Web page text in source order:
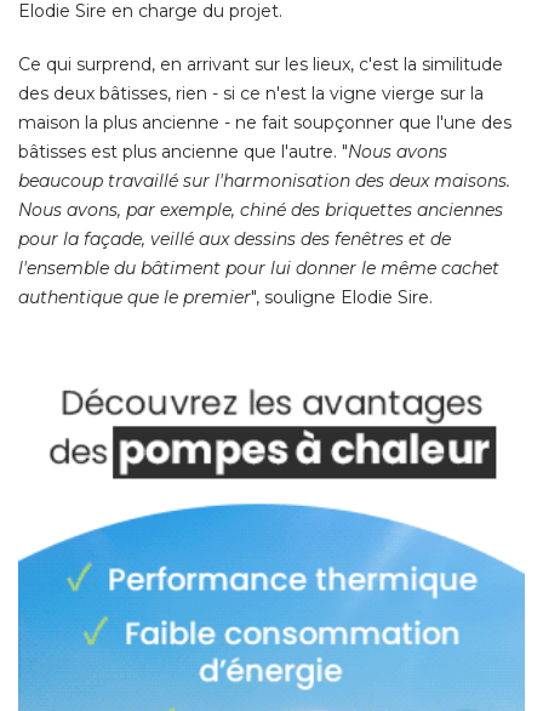
Elodie Sire en charge du projet.
Ce qui surprend, en arrivant sur les lieux, c'est la similitude
des deux bâtisses, rien - si ce n'est la vigne vierge sur la
maison la plus ancienne - ne fait soupçonner que l'une des
bâtisses est plus ancienne que l'autre. "Nous avons
beaucoup travaillé sur l'harmonisation des deux maisons.
Nous avons, par exemple, chiné des briquettes anciennes
pour la façade, veillé aux dessins des fenêtres et de
l'ensemble du bâtiment pour lui donner le même cachet
authentique que le premier", souligne Elodie Sire.